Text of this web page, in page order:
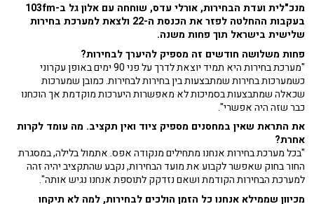
מנכ"לית ועדת הבחירות, אורלי עדס, שוחחה עם אלון גל ב-103fm
בעקבות ההחלטה לפזר את הכנסת ה-22 ולצאת למערכת בחירות
שלישית בישראל תוך פחות משנה.
פחות משלושה חודשים זה מספיק להיערך לבחירות?
"מערכת בחירות היא תמיד יוצאת לדרך על פני 90 ימים באופן עקרוני
כשמערכות בחירות שמתבצעות בין בחירות לבחירות. כמובן שמערכות
שכאלה שמתבצעות בסמיכות לא מאפשרות היערכות מוקדמת אך הוכחנו
כבר שזה היה אפשרי".
את התראת שאין במחסנים מספיק ציוד ואין תקציב. מה עומד לקרות
אחרת?
"בכל מערכת בחירות אנחנו מתחילים מנקודה אפס. אתמול בלילה, במסגרת
החור בחוק שאפשר לקבוע את מועד הבחירות, נקבע שהתקציב יהיה זהה
למערכת הבחירות הקודמת ושאם נזדקק לתוספת אנחנו נגיש אותה".
מכיוון שממילא אנחנו כל הזמן הולכים לבחירות, למה לא תיקחו